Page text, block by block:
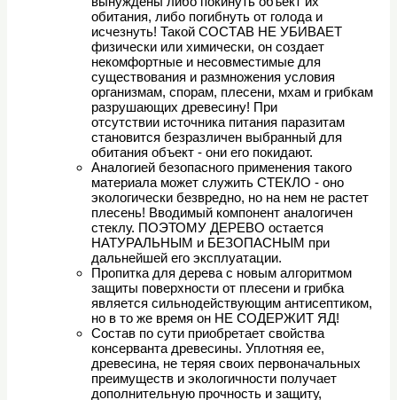
обитания, либо погибнуть от голода и
исчезнуть! Такой СОСТАВ НЕ УБИВАЕТ
физически или химически, он создает
некомфортные и несовместимые для
существования и размножения условия
организмам, спорам, плесени, мхам и грибкам
разрушающих древесину! При
отсутствии источника питания паразитам
становится безразличен выбранный для
обитания объект - они его покидают.
Аналогией безопасного применения такого
материала может служить СТЕКЛО - оно
экологически безвредно, но на нем не растет
плесень! Вводимый компонент аналогичен
стеклу. ПОЭТОМУ ДЕРЕВО остается
НАТУРАЛЬНЫМ и БЕЗОПАСНЫМ при
дальнейшей его эксплуатации.
Пропитка для дерева с новым алгоритмом
защиты поверхности от плесени и грибка
является сильнодействующим антисептиком,
но в то же время он НЕ СОДЕРЖИТ ЯД!
Состав по сути приобретает свойства
консерванта древесины. Уплотняя ее,
древесина, не теряя своих первоначальных
преимуществ и экологичности получает
дополнительную прочность и защиту,